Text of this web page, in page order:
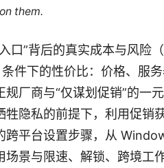
them.
口”背后的真实成本与风险
件下的性价比：价格、服
规厂商与“仅谋划促销”的一
牲隐私的前提下，利用促销
跨平台设置步骤，从
场景与限速、解锁、跨境工